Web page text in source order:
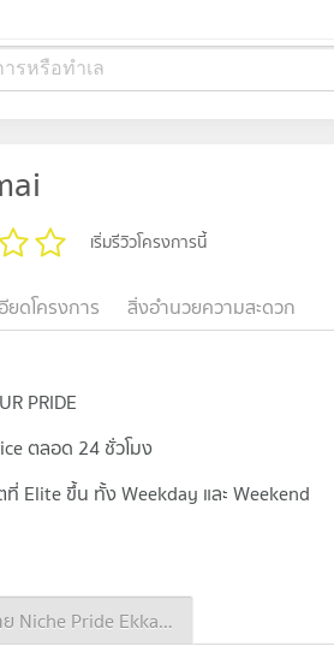
รหรือทำเล
เริ่มรีวิวโครงการนี้
ยดโครงการ
สิ่งอำนวยความสะดวก
PRIDE
ตลอด 24 ชั่วโมง
ขึ้น ทั้ง Weekday และ Weekend
ประกาศขาย Niche Pride Ekkamai